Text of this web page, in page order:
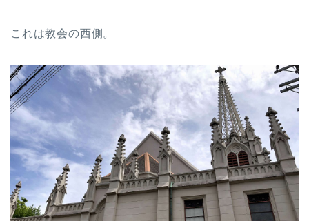
これは教会の西側。